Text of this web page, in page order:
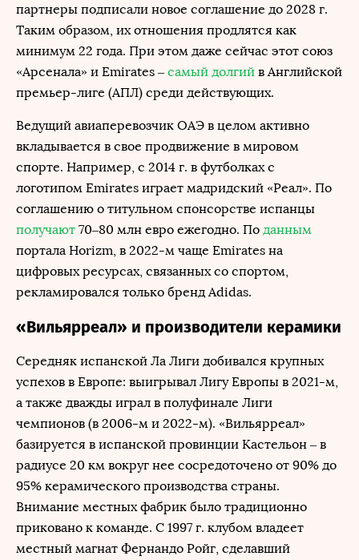
партнеры подписали новое соглашение до 2028 г.
Таким образом, их отношения продлятся как
минимум 22 года. При этом даже сейчас этот союз
«Арсенала» и Emirates – самый долгий в Английской
премьер-лиге (АПЛ) среди действующих.
Ведущий авиаперевозчик ОАЭ в целом активно
вкладывается в свое продвижение в мировом
спорте. Например, с 2014 г. в футболках с
логотипом Emirates играет мадридский «Реал». По
соглашению о титульном спонсорстве испанцы
получают 70–80 млн евро ежегодно. По данным
портала Horizm, в 2022-м чаще Emirates на
цифровых ресурсах, связанных со спортом,
рекламировался только бренд Adidas.
«Вильярреал» и производители керамики
Середняк испанской Ла Лиги добивался крупных
успехов в Европе: выигрывал Лигу Европы в 2021-м,
а также дважды играл в полуфинале Лиги
чемпионов (в 2006-м и 2022-м). «Вильярреал»
базируется в испанской провинции Кастельон – в
радиусе 20 км вокруг нее сосредоточено от 90% до
95% керамического производства страны.
Внимание местных фабрик было традиционно
приковано к команде. С 1997 г. клубом владеет
местный магнат Фернандо Ройг, сделавший